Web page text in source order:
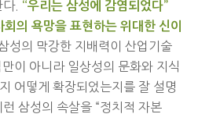
. “우리는 삼성에 감염되었다”
회의 욕망을 표현하는 위대한 신이
성의 막강한 지배력이 산업기술
이 아니라 일상성의 문화와 지식
어떻게 확장되었는지를 잘 설명
삼성의 속살을 “정치적 자본